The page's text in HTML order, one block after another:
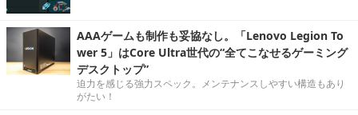
AAAゲームも制作も妥協なし。「Lenovo Legion To
wer 5」はCore Ultra世代の“全てこなせるゲーミング
デスクトップ”
迫力を感じる強力スペック。メンテナンスしやすい構造もあり
がたい！